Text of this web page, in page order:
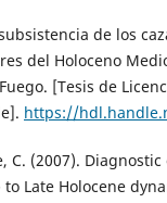
de los
del Holoceno
[Tesis de
https://
C. (2007).
Late Holocene